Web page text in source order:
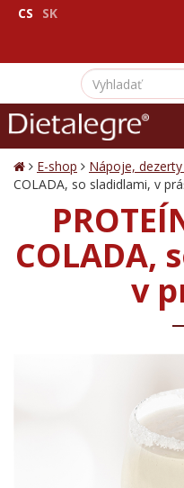
CS
SK
E-shop Nápoje,
COLADA, so sladidlami, v
COLADA,
v